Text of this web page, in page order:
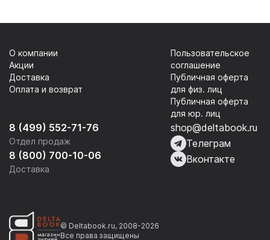
8 (499) 552-71-76
Отдел продаж
8 (800) 700-10-06
Доставка
О компании
Акции
Доставка
Оплата и возврат
Пользовательское
соглашение
Публичная оферта
для физ. лиц
Публичная оферта
для юр. лиц
shop@deltabook.ru
Телеграм
Вконтакте
© Deltabook.ru, 2008-2026
Все права защищены